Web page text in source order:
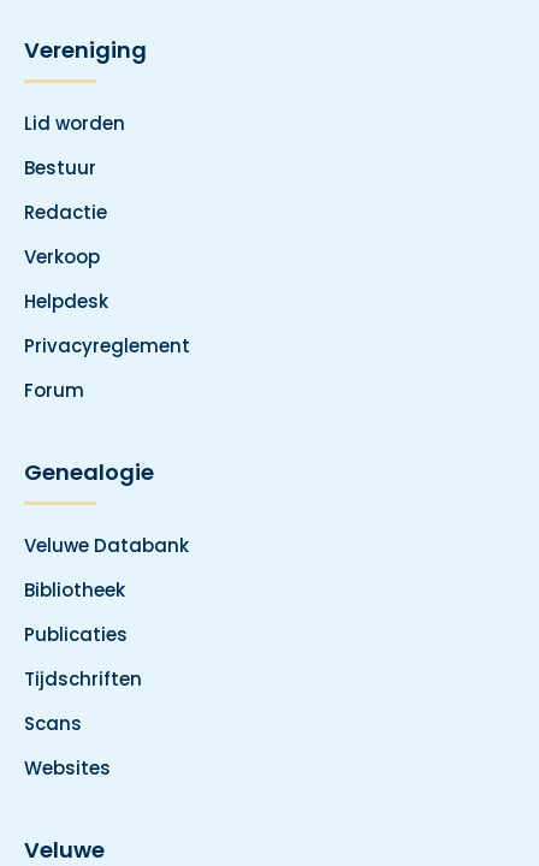
Vereniging
Lid worden
Bestuur
Redactie
Verkoop
Helpdesk
Privacyreglement
Forum
Genealogie
Veluwe Databank
Bibliotheek
Publicaties
Tijdschriften
Scans
Websites
Veluwe